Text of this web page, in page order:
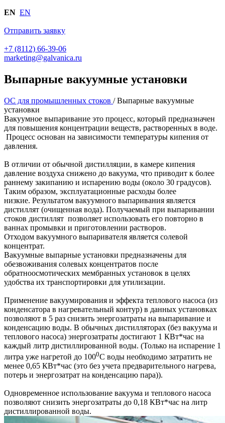
EN EN
Отправить заявку
+7 (8112) 66-39-06
marketing@galvanica.ru
Выпарные вакуумные установки
ОС для промышленных стоков / Выпарные вакуумные
установки
Вакуумное выпаривание это процесс, который предназначен
для повышения концентрации веществ, растворенных в воде.
Процесс основан на зависимости температуры кипения от
давления.
В отличии от обычной дистилляции, в камере кипения
давление воздуха снижено до вакуума, что приводит к более
раннему закипанию и испарению воды (около 30 градусов).
Таким образом, эксплуатационные расходы более
низкие. Результатом вакуумного выпаривания является
дистиллят (очищенная вода). Получаемый при выпаривании
стоков дистиллят позволяет использовать его повторно в
ваннах промывки и приготовлении растворов.
Отходом вакуумного выпаривателя является солевой
концентрат.
Вакуумные выпарные установки предназначены для
обезвоживания солевых концентратов после
обратноосмотических мембранных установок в целях
удобства их транспортировки для утилизации.
Применение вакуумирования и эффекта теплового насоса (из
конденсатора в нагревательный контур) в данных установках
позволяют в 5 раз снизить энергозатраты на выпаривание и
конденсацию воды. В обычных дистилляторах (без вакуума и
теплового насоса) энергозатраты достигают 1 КВт*час на
каждый литр дистиллированной воды. (Только на испарение 1
литра уже нагретой до 1000С воды необходимо затратить не
менее 0,65 КВт*час (это без учета предварительного нагрева,
потерь и энергозатрат на конденсацию пара)).
Одновременное использование вакуума и теплового насоса
позволяют снизить энергозатраты до 0,18 КВт*час на литр
дистиллированной воды.